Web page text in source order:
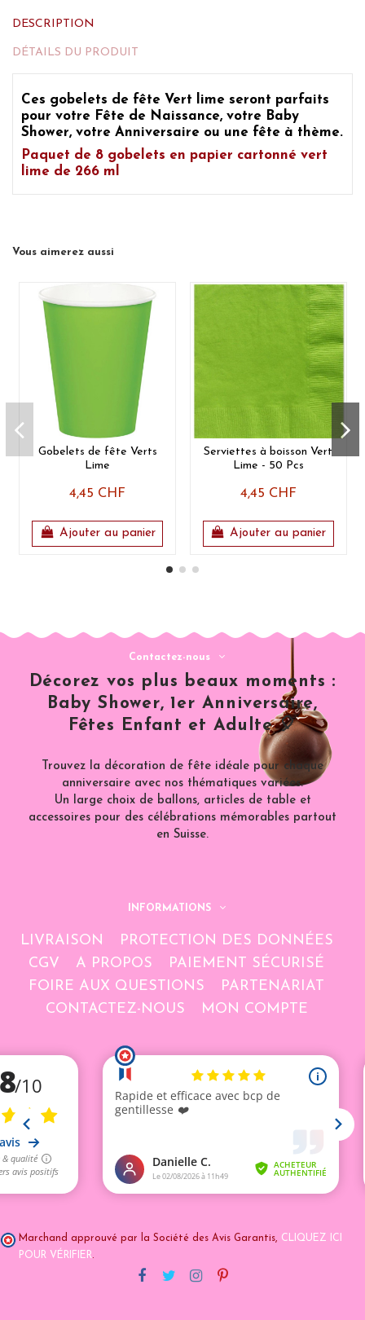
DESCRIPTION
DÉTAILS DU PRODUIT
Ces gobelets de fête Vert lime seront parfaits
pour votre Fête de Naissance, votre Baby
Shower, votre Anniversaire ou une fête à thème.
Paquet de 8 gobelets en papier cartonné vert
lime de 266 ml
Vous aimerez aussi
Gobelets de fête Verts
Lime
4,45 CHF
Ajouter au panier
Serviettes à boisson Vert
Lime - 50 Pcs
4,45 CHF
Ajouter au panier
Contactez-nous
Décorez vos plus beaux moments :
Baby Shower, 1er Anniversaire,
Fêtes Enfant et Adulte 🎈
Trouvez la décoration de fête idéale pour chaque
anniversaire avec nos thématiques variées.
Un large choix de ballons, articles de table et
accessoires pour des célébrations mémorables partout
en Suisse.
INFORMATIONS
LIVRAISON
PROTECTION DES DONNÉES
CGV
A PROPOS
PAIEMENT SÉCURISÉ
FOIRE AUX QUESTIONS
PARTENARIAT
CONTACTEZ-NOUS
MON COMPTE
Marchand approuvé par la Société des Avis Garantis, CLIQUEZ ICI
POUR VÉRIFIER.